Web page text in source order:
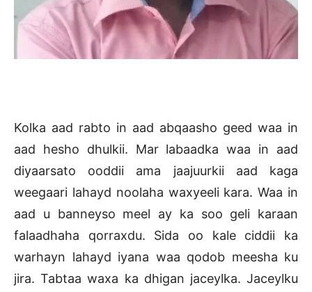
Kolka aad rabto in aad abqaasho geed waa in
aad hesho dhulkii. Mar labaadka waa in aad
diyaarsato ooddii ama jaajuurkii aad kaga
weegaari lahayd noolaha waxyeeli kara. Waa in
aad u banneyso meel ay ka soo geli karaan
falaadhaha qorraxdu. Sida oo kale ciddii ka
warhayn lahayd iyana waa qodob meesha ku
jira. Tabtaa waxa ka dhigan jaceylka. Jaceylku